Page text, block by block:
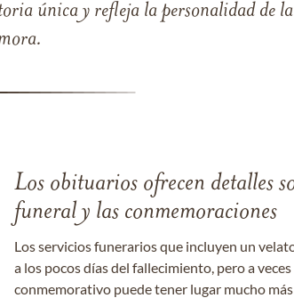
única y refleja la personalidad de
Los obituarios ofrecen detalles
funeral y las conmemoraciones
Los servicios funerarios que incluyen un
a los pocos días del fallecimiento, pero a
conmemorativo puede tener lugar mucho